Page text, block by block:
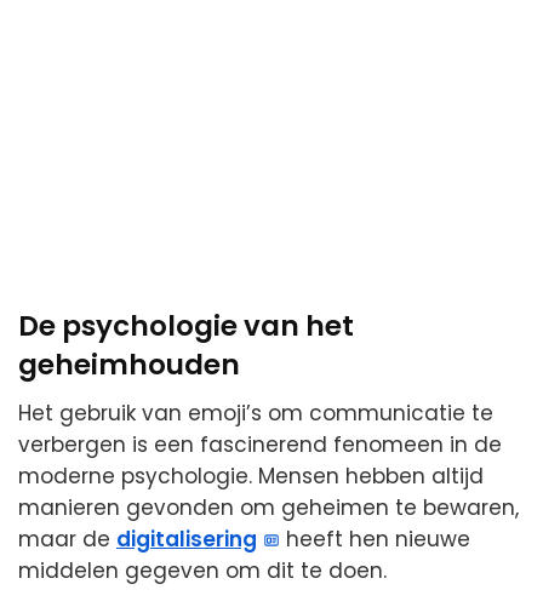
De psychologie van het
geheimhouden
Het gebruik van emoji’s om communicatie te
verbergen is een fascinerend fenomeen in de
moderne psychologie. Mensen hebben altijd
manieren gevonden om geheimen te bewaren,
maar de digitalisering
heeft hen nieuwe
middelen gegeven om dit te doen.